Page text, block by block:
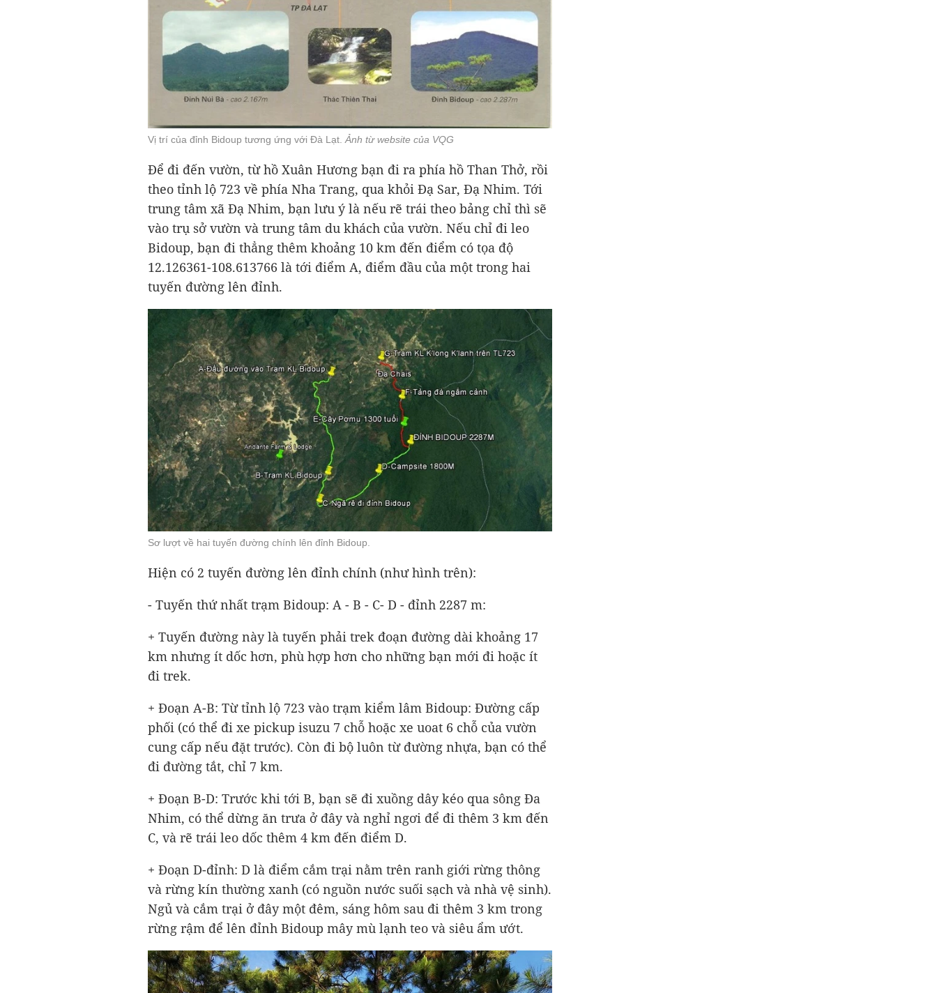
Vị trí của đỉnh Bidoup tương ứng với Đà Lạt. Ảnh từ website của VQG
Để đi đến vườn, từ hồ Xuân Hương bạn đi ra phía hồ Than Thở, rồi
theo tỉnh lộ 723 về phía Nha Trang, qua khỏi Đạ Sar, Đạ Nhim. Tới
trung tâm xã Đạ Nhim, bạn lưu ý là nếu rẽ trái theo bảng chỉ thì sẽ
vào trụ sở vườn và trung tâm du khách của vườn. Nếu chỉ đi leo
Bidoup, bạn đi thẳng thêm khoảng 10 km đến điểm có tọa độ
12.126361-108.613766 là tới điểm A, điểm đầu của một trong hai
tuyến đường lên đỉnh.
Sơ lượt về hai tuyến đường chính lên đỉnh Bidoup.
Hiện có 2 tuyến đường lên đỉnh chính (như hình trên):
- Tuyến thứ nhất trạm Bidoup: A - B - C- D - đỉnh 2287 m:
+ Tuyến đường này là tuyến phải trek đoạn đường dài khoảng 17
km nhưng ít dốc hơn, phù hợp hơn cho những bạn mới đi hoặc ít
đi trek.
+ Đoạn A-B: Từ tỉnh lộ 723 vào trạm kiểm lâm Bidoup: Đường cấp
phối (có thể đi xe pickup isuzu 7 chỗ hoặc xe uoat 6 chỗ của vườn
cung cấp nếu đặt trước). Còn đi bộ luôn từ đường nhựa, bạn có thể
đi đường tắt, chỉ 7 km.
+ Đoạn B-D: Trước khi tới B, bạn sẽ đi xuồng dây kéo qua sông Đa
Nhim, có thể dừng ăn trưa ở đây và nghỉ ngơi để đi thêm 3 km đến
C, và rẽ trái leo dốc thêm 4 km đến điểm D.
+ Đoạn D-đỉnh: D là điểm cắm trại nằm trên ranh giới rừng thông
và rừng kín thường xanh (có nguồn nước suối sạch và nhà vệ sinh).
Ngủ và cắm trại ở đây một đêm, sáng hôm sau đi thêm 3 km trong
rừng rậm để lên đỉnh Bidoup mây mù lạnh teo và siêu ẩm ướt.